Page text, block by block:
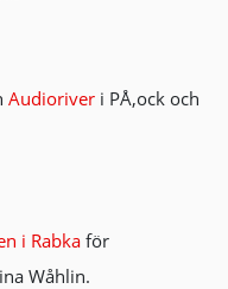
Audioriver i PÅ‚ock och
i Rabka för
Wåhlin.